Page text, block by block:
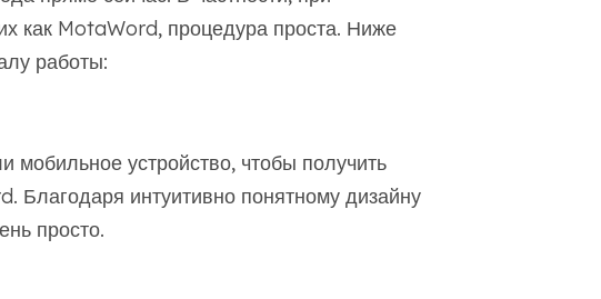
как MotaWord, процедура проста. Ниже
работы:
мобильное устройство, чтобы получить
Благодаря интуитивно понятному дизайну
просто.